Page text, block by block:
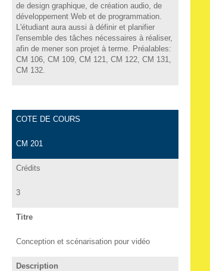
de design graphique, de création audio, de
développement Web et de programmation.
L'étudiant aura aussi à définir et planifier
l'ensemble des tâches nécessaires à réaliser,
afin de mener son projet à terme. Préalables:
CM 106, CM 109, CM 121, CM 122, CM 131,
CM 132.
COTE DE COURS
CM 201
Crédits
3
Titre
Conception et scénarisation pour vidéo
Description